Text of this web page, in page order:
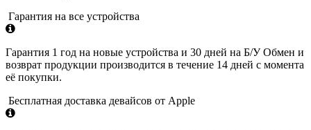
Гарантия на все устройства
Гарантия 1 год на новые устройства и 30 дней на Б/У Обмен и
возврат продукции производится в течение 14 дней с момента
её покупки.
Бесплатная доставка девайсов от Apple